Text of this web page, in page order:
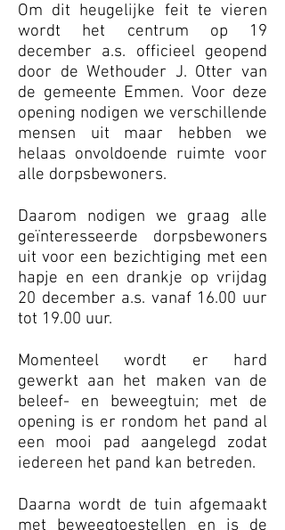
Om dit heugelijke feit te vieren
wordt het centrum op 19
december a.s. officieel geopend
door de Wethouder J. Otter van
de gemeente Emmen. Voor deze
opening nodigen we verschillende
mensen uit maar hebben we
helaas onvoldoende ruimte voor
alle dorpsbewoners.
Daarom nodigen we graag alle
geïnteresseerde dorpsbewoners
uit voor een bezichtiging met een
hapje en een drankje op vrijdag
20 december a.s. vanaf 16.00 uur
tot 19.00 uur.
Momenteel wordt er hard
gewerkt aan het maken van de
beleef- en beweegtuin; met de
opening is er rondom het pand al
een mooi pad aangelegd zodat
iedereen het pand kan betreden.
Daarna wordt de tuin afgemaakt